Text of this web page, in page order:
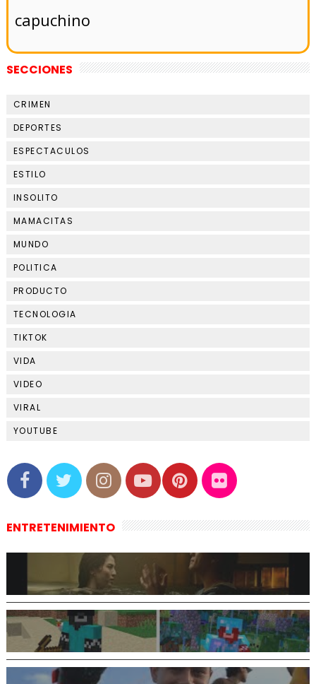
capuchino
SECCIONES
CRIMEN
DEPORTES
ESPECTACULOS
ESTILO
INSOLITO
MAMACITAS
MUNDO
POLITICA
PRODUCTO
TECNOLOGIA
TIKTOK
VIDA
VIDEO
VIRAL
YOUTUBE
ENTRETENIMIENTO